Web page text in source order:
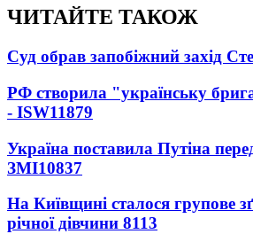
ЧИТАЙТЕ ТАКОЖ
Суд обрав запобіжний захід
РФ створила "українську
- ISW11879
Україна поставила Путіна
ЗМІ10837
На Київщині сталося групове
річної дівчини 8113